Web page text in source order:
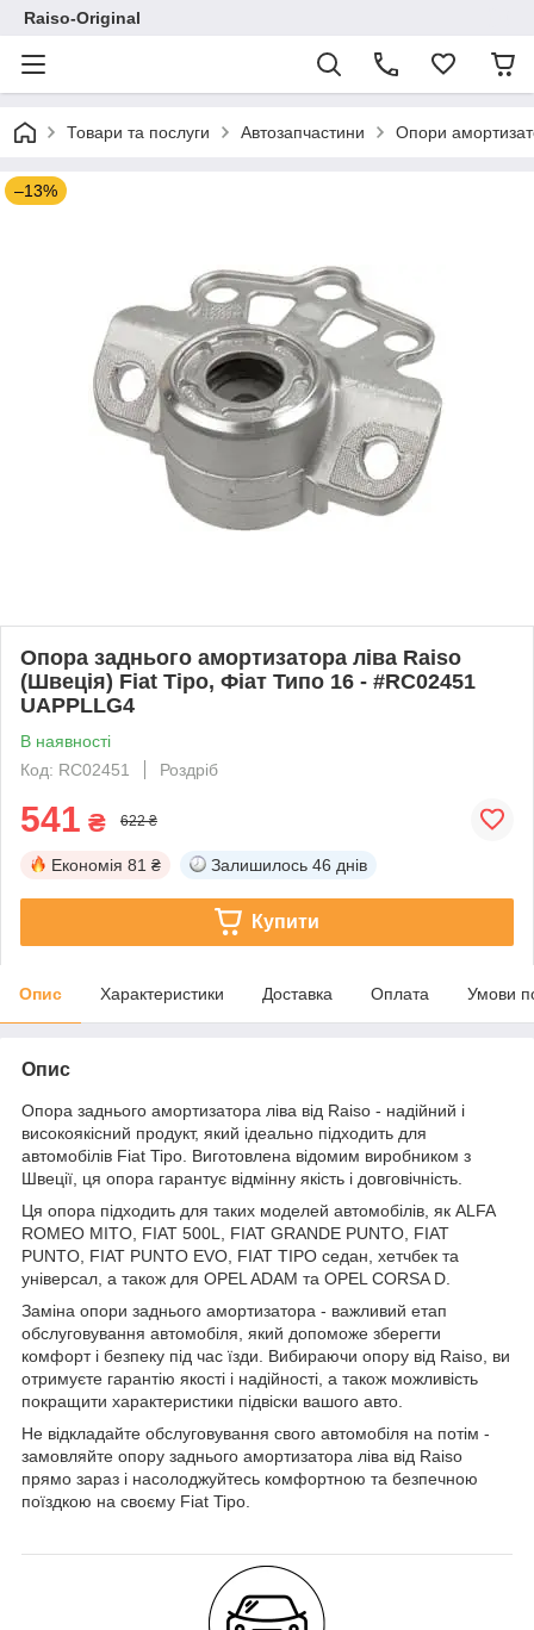
Raiso-Original
Товари та послуги Автозапчастини Опори
–13%
Опора заднього амортизатора ліва Raiso
(Швеція) Fiat Tipo, Фіат Типо 16 - #RC02451
UAPPLLG4
В наявності
Код: RC02451
Роздріб
541 ₴ 622 ₴
Економія 81 ₴ Залишилось 46 днів
Купити
Опис Характеристики Доставка Оплата Умови
Опис
Опора заднього амортизатора ліва від Raiso - надійний і
високоякісний продукт, який ідеально підходить для
автомобілів Fiat Tipo. Виготовлена відомим виробником з
Швеції, ця опора гарантує відмінну якість і довговічність.
Ця опора підходить для таких моделей автомобілів, як ALFA
ROMEO MITO, FIAT 500L, FIAT GRANDE PUNTO, FIAT
PUNTO, FIAT PUNTO EVO, FIAT TIPO седан, хетчбек та
універсал, а також для OPEL ADAM та OPEL CORSA D.
Заміна опори заднього амортизатора - важливий етап
обслуговування автомобіля, який допоможе зберегти
комфорт і безпеку під час їзди. Вибираючи опору від Raiso, ви
отримуєте гарантію якості і надійності, а також можливість
покращити характеристики підвіски вашого авто.
Не відкладайте обслуговування свого автомобіля на потім -
замовляйте опору заднього амортизатора ліва від Raiso
прямо зараз і насолоджуйтесь комфортною та безпечною
поїздкою на своєму Fiat Tipo.